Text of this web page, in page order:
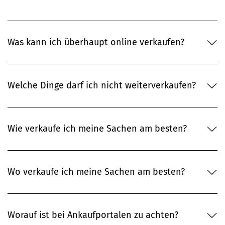
Was kann ich überhaupt online verkaufen?
Welche Dinge darf ich nicht weiterverkaufen?
Wie verkaufe ich meine Sachen am besten?
Wo verkaufe ich meine Sachen am besten?
Worauf ist bei Ankaufportalen zu achten?